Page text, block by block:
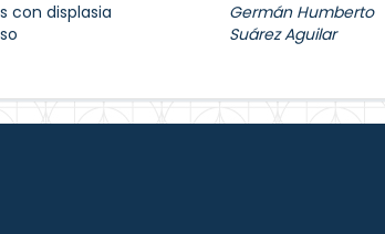
con displasia
Germán Humberto
Suárez Aguilar